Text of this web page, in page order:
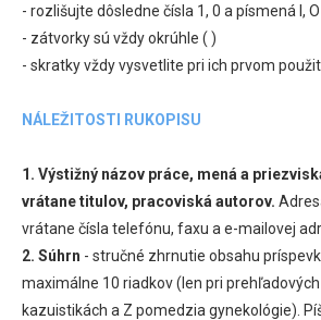
- rozlišujte dôsledne čísla 1, 0 a písmená l, O
- zátvorky sú vždy okrúhle ( )
- skratky vždy vysvetlite pri ich prvom
NÁLEŽITOSTI RUKOPISU
1. Výstižný názov práce, mená a
vrátane titulov, pracoviská autorov.
vrátane čísla telefónu, faxu a e-mailovej
2. Súhrn - stručné zhrnutie obsahu
maximálne 10 riadkov (len pri
kazuistikách a Z pomedzia gynekológie).